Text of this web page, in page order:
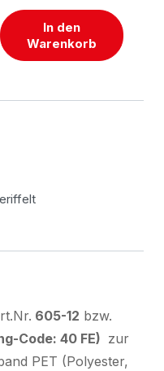
In den
Warenkorb
605-12 bzw.
Code: 40 FE) zur
PET (Polyester,